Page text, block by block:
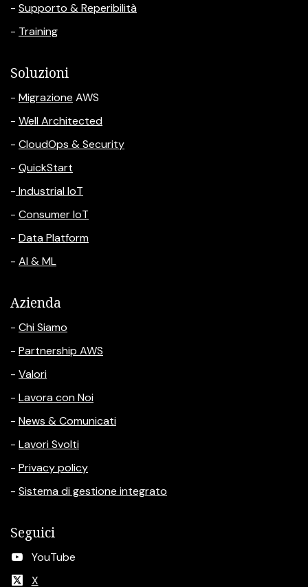
- Supporto & Reperibilità
- Training
Soluzioni
- Migrazione AWS
- Well Architected
- CloudOps & Security
- QuickStart
- Industrial IoT
- Consumer IoT
- Data Platform
- AI & ML
Azienda
- Chi Siamo
- Partnership AWS
- Valori
- Lavora con Noi
- News & Comunicati
- Lavori Svolti
- Privacy policy
- Sistema di gestione integrato
Seguici
YouTube
X